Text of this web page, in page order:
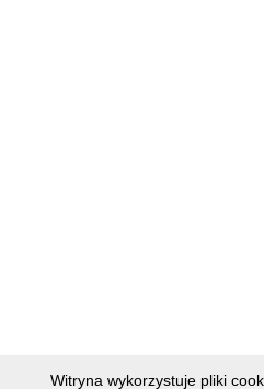
Witryna wykorzystuje pliki